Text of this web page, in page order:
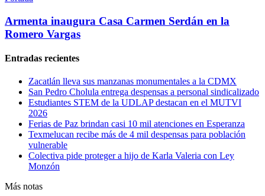
Armenta inaugura Casa Carmen Serdán en la
Romero Vargas
Entradas recientes
Zacatlán lleva sus manzanas monumentales a la CDMX
San Pedro Cholula entrega despensas a personal sindicalizado
Estudiantes STEM de la UDLAP destacan en el MUTVI
2026
Ferias de Paz brindan casi 10 mil atenciones en Esperanza
Texmelucan recibe más de 4 mil despensas para población
vulnerable
Colectiva pide proteger a hijo de Karla Valeria con Ley
Monzón
Más notas